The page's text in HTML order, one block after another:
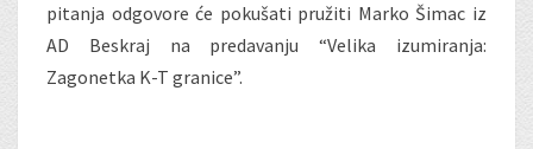
pitanja odgovore će pokušati pružiti Marko Šimac iz
AD Beskraj na predavanju “Velika izumiranja:
Zagonetka K-T granice”.